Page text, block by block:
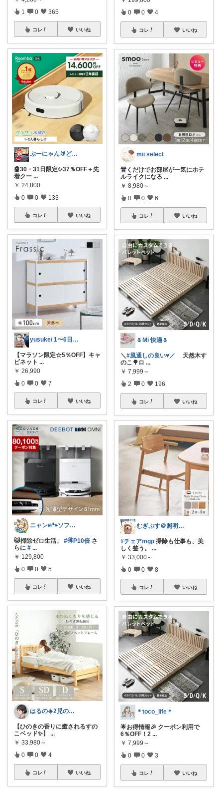
1 0 365
コレ いいね
ぶーにゃん🔰どうしたら売れるかな😭
🤖30・31日限定✨37％OFF＋先
着クー ...
￥ 24,800
0 0 133
コレ いいね
yusuke/ 1〜6日購入感謝♫
【マラソン限定☆5％OFF】キャ
ビネット ...
￥ 26,990
0 0 7
コレ いいね
ニャンฅ🐾ソファでくつろぐ猫🐱💕
🐱掃除ゼロ生活。 #🉐P10倍 さ
らに # ...
￥ 129,800
0 0 5
コレ いいね
はるの☀️2児のママ𓂃◌𓈒𓐍
【ひのきの香りに癒されるすの
こベッド✨】 ...
￥ 33,980～
0 0 4
コレ いいね
0 0 4
コレ いいね
mii select
置くだけでお部屋が一気にホテ
ルライクになる ...
￥ 8,980～
0 0 6
コレ いいね
🌷Mi 快適🌷
＼ #風通しの良い♥️／ 天然木す
のこ🌳ロ ...
￥ 7,999～
2 0 196
コレ いいね
むぎぷす＠照明とインテリアと北欧食器
#チェアmgp 掃除も仕事も、美
しく整う。
...
￥ 33,000～
0 0 8
コレ いいね
＊toco_life＊
🌟お得情報🎉 クーポン利用で
6％OFF！2 ...
￥ 7,999～
0 0 3
コレ いいね